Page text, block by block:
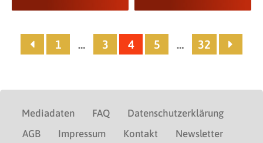
1 … 3 4 5 … 32
Mediadaten FAQ
Datenschutzerklärung
AGB
Impressum Kontakt Newsletter